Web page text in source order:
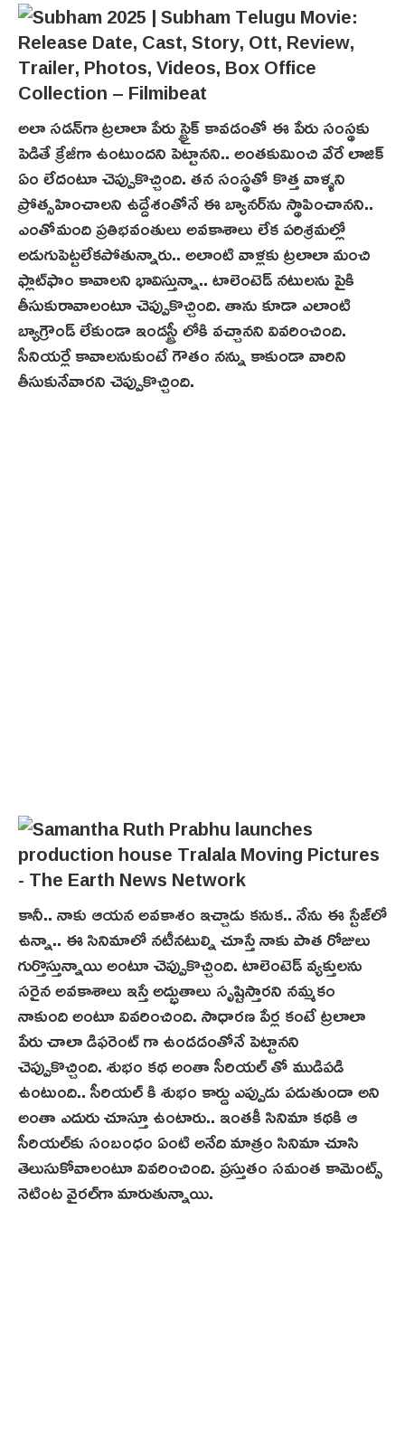
అలా సడన్‌గా ట్రలాలా పేరు స్ట్రైక్ కావడంతో ఈ పేరు సంస్థకు
పెడితే క్రేజీగా ఉంటుందని పెట్టానని.. అంతకుమించి వేరే లాజిక్
ఏం లేదంటూ చెప్పుకొచ్చింది. తన సంస్థతో కొత్త వాళ్ళని
ప్రోత్సహించాలని ఉద్దేశంతోనే ఈ బ్యానర్‌ను స్థాపించాన‌ని..
ఎంతోమంది ప్రతిభవంతులు అవకాశాలు లేక పరిశ్రమల్లో
అడుగుపెట్టలేకపోతున్నారు.. అలాంటి వాళ్లకు ట్ర‌లాలా మంచి
ఫ్లాట్‌ఫాం కావాలని భావిస్తున్నా.. టాలెంటెడ్ నటులను పైకి
తీసుకురావాలంటూ చెప్పుకొచ్చింది. తాను కూడా ఎలాంటి
బ్యాగ్రౌండ్ లేకుండా ఇండస్ట్రీ లోకి వచ్చానని వివరించింది.
సీనియర్లే కావాలనుకుంటే గౌతం నన్ను కాకుండా వారిని
తీసుకునేవార‌ని చెప్పుకొచ్చింది.
కానీ.. నాకు ఆయన అవకాశం ఇచ్చాడు కనుక.. నేను ఈ స్టేజ్‌లో
ఉన్నా.. ఈ సినిమాలో నటీనటుల్ని చూస్తే నాకు పాత రోజులు
గుర్తొస్తున్నాయి అంటూ చెప్పుకొచ్చింది. టాలెంటెడ్ వ్యక్తులను
సరైన అవకాశాలు ఇస్తే అద్భుతాలు సృష్టిస్తారని నమ్మకం
నాకుంది అంటూ వివరించింది. సాధారణ పేర్ల కంటే ట్రలాలా
పేరు చాలా డిఫరెంట్ గా ఉండడంతోనే పెట్టానని
చెప్పుకొచ్చింది. శుభం క‌థ‌ అంతా సీరియల్ తో ముడిపడి
ఉంటుంది.. సీరియల్ కి శుభం కార్డు ఎప్పుడు పడుతుందా అని
అంతా ఎదురు చూస్తూ ఉంటారు.. ఇంతకీ సినిమా కథకి ఆ
సీరియల్‌కు సంబంధం ఏంటి అనేది మాత్రం సినిమా చూసి
తెలుసుకోవాలంటూ వివరించింది. ప్రస్తుతం సమంత కామెంట్స్
నెటింట వైరల్‌గా మారుతున్నాయి.